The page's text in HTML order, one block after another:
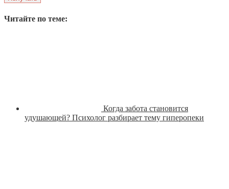
Читайте по теме:
Когда забота становится
удушающей? Психолог разбирает тему гиперопеки